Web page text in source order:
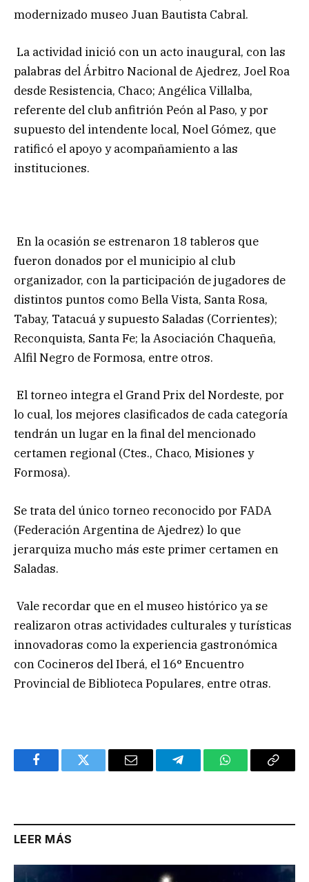
modernizado museo Juan Bautista Cabral.
La actividad inició con un acto inaugural, con las
palabras del Árbitro Nacional de Ajedrez, Joel Roa
desde Resistencia, Chaco; Angélica Villalba,
referente del club anfitrión Peón al Paso, y por
supuesto del intendente local, Noel Gómez, que
ratificó el apoyo y acompañamiento a las
instituciones.
En la ocasión se estrenaron 18 tableros que
fueron donados por el municipio al club
organizador, con la participación de jugadores de
distintos puntos como Bella Vista, Santa Rosa,
Tabay, Tatacuá y supuesto Saladas (Corrientes);
Reconquista, Santa Fe; la Asociación Chaqueña,
Alfil Negro de Formosa, entre otros.
El torneo integra el Grand Prix del Nordeste, por
lo cual, los mejores clasificados de cada categoría
tendrán un lugar en la final del mencionado
certamen regional (Ctes., Chaco, Misiones y
Formosa).
Se trata del único torneo reconocido por FADA
(Federación Argentina de Ajedrez) lo que
jerarquiza mucho más este primer certamen en
Saladas.
Vale recordar que en el museo histórico ya se
realizaron otras actividades culturales y turísticas
innovadoras como la experiencia gastronómica
con Cocineros del Iberá, el 16° Encuentro
Provincial de Biblioteca Populares, entre otras.
FacebookTwitter Email TelegramWhatsAppCopy
LEER MÁS